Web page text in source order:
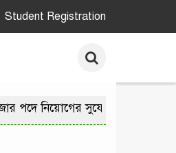
Student Registration
নিয়োগের সুযোগে ২৫ হাজার আবেদন